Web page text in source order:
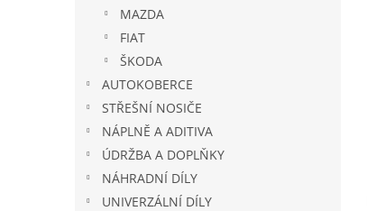
MAZDA
FIAT
ŠKODA
AUTOKOBERCE
STŘEŠNÍ NOSIČE
NÁPLNĚ A ADITIVA
ÚDRŽBA A DOPLŇKY
NÁHRADNÍ DÍLY
UNIVERZÁLNÍ DÍLY